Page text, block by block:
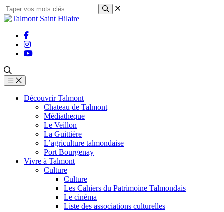
Découvrir Talmont
Chateau de Talmont
Médiatheque
Le Veillon
La Guittière
L’agriculture talmondaise
Port Bourgenay
Vivre à Talmont
Culture
Culture
Les Cahiers du Patrimoine Talmondais
Le cinéma
Liste des associations culturelles